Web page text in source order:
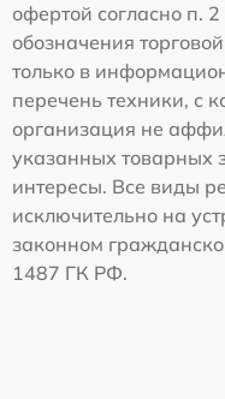
офертой согласно п.
обозначения
только в
перечень техники, с
организация не
указанных товарных
интересы. Все виды
исключительно на
законном
1487 ГК РФ.